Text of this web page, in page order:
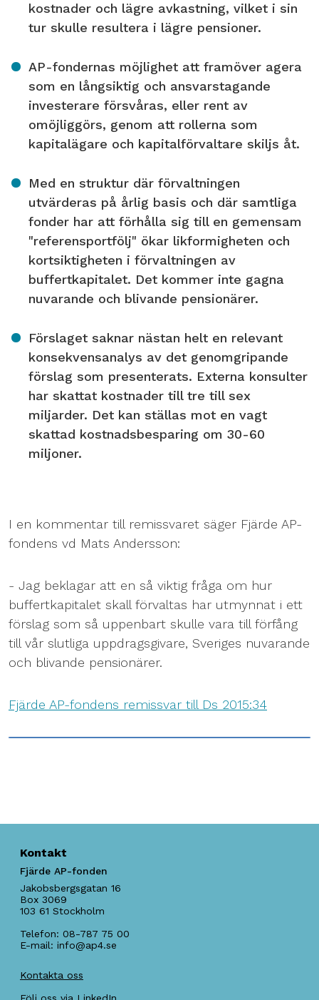
kostnader och lägre avkastning, vilket i sin
tur skulle resultera i lägre pensioner.
AP-fondernas möjlighet att framöver agera
som en långsiktig och ansvarstagande
investerare försvåras, eller rent av
omöjliggörs, genom att rollerna som
kapitalägare och kapitalförvaltare skiljs åt.
Med en struktur där förvaltningen
utvärderas på årlig basis och där samtliga
fonder har att förhålla sig till en gemensam
"referensportfölj" ökar likformigheten och
kortsiktigheten i förvaltningen av
buffertkapitalet. Det kommer inte gagna
nuvarande och blivande pensionärer.
Förslaget saknar nästan helt en relevant
konsekvensanalys av det genomgripande
förslag som presenterats. Externa konsulter
har skattat kostnader till tre till sex
miljarder. Det kan ställas mot en vagt
skattad kostnadsbesparing om 30-60
miljoner.
I en kommentar till remissvaret säger Fjärde AP-
fondens vd Mats Andersson:
- Jag beklagar att en så viktig fråga om hur
buffertkapitalet skall förvaltas har utmynnat i ett
förslag som så uppenbart skulle vara till förfång
till vår slutliga uppdragsgivare, Sveriges nuvarande
och blivande pensionärer.
Fjärde AP-fondens remissvar till Ds 2015:34
Kontakt
Fjärde AP-fonden
Jakobsbergsgatan 16
Box 3069
103 61 Stockholm
Telefon: 08-787 75 00
E-mail: info@ap4.se
Kontakta oss
Följ oss via LinkedIn